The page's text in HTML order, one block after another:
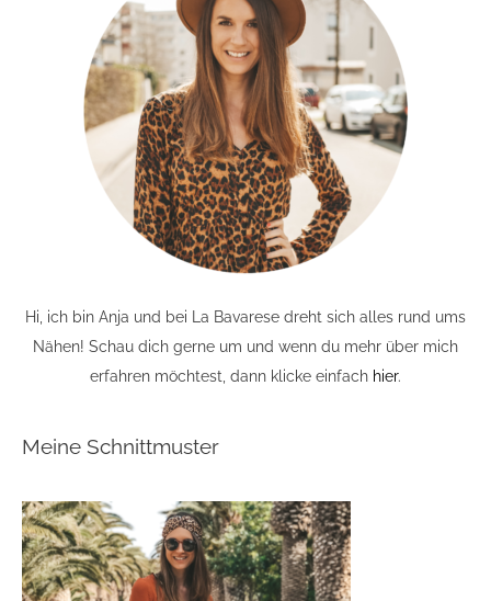
Hi, ich bin Anja und bei La Bavarese dreht sich alles rund ums
Nähen! Schau dich gerne um und wenn du mehr über mich
erfahren möchtest, dann klicke einfach hier.
Meine Schnittmuster